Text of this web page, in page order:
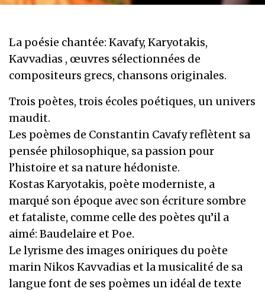
La poésie chantée: Kavafy, Karyotakis,
Kavvadias , œuvres sélectionnées de
compositeurs grecs, chansons originales.
Trois poètes, trois écoles poétiques, un univers
maudit.
Les poèmes de Constantin Cavafy reflètent sa
pensée philosophique, sa passion pour
l’histoire et sa nature hédoniste.
Kostas Karyotakis, poète moderniste, a
marqué son époque avec son écriture sombre
et fataliste, comme celle des poètes qu’il a
aimé: Baudelaire et Poe.
Le lyrisme des images oniriques du poète
marin Nikos Kavvadias et la musicalité de sa
langue font de ses poèmes un idéal de texte